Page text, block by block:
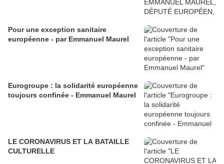
Pour une exception sanitaire
européenne - par Emmanuel Maurel
Eurogroupe : la solidarité européenne
toujours confinée - Emmanuel Maurel
LE CORONAVIRUS ET LA BATAILLE
CULTURELLE